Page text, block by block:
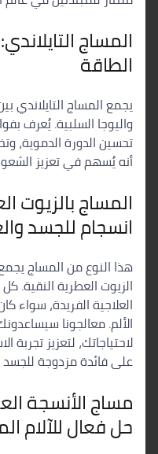
المساج
الطاقة
يجمع المساج التايلاندي
واليوجا السلبية. يُعرف
تحسين الدورة الدموية،
أنه يُسهم في تعزيز الشعور
المساج بالزيوت
انسجام للجسد
هذا النوع من المساج
الزيوت العطرية
العلاجية الفريدة، سواء
الألم. معالجونا
لاحتياجاتك، لتعزيز تجربة
على فائدة مزدوجة للجسد
حل فعال للآلام